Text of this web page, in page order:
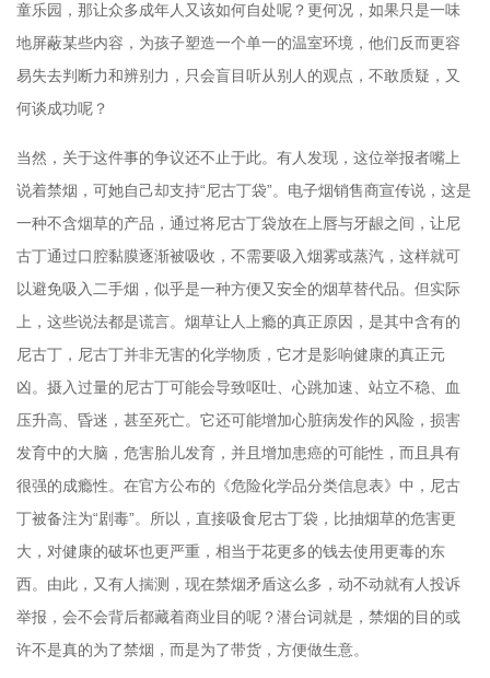
童乐园，那让众多成年人又该如何自处呢？更何况，如果只是一味
地屏蔽某些内容，为孩子塑造一个单一的温室环境，他们反而更容
易失去判断力和辨别力，只会盲目听从别人的观点，不敢质疑，又
何谈成功呢？
当然，关于这件事的争议还不止于此。有人发现，这位举报者嘴上
说着禁烟，可她自己却支持“尼古丁袋”。电子烟销售商宣传说，这是
一种不含烟草的产品，通过将尼古丁袋放在上唇与牙龈之间，让尼
古丁通过口腔黏膜逐渐被吸收，不需要吸入烟雾或蒸汽，这样就可
以避免吸入二手烟，似乎是一种方便又安全的烟草替代品。但实际
上，这些说法都是谎言。烟草让人上瘾的真正原因，是其中含有的
尼古丁，尼古丁并非无害的化学物质，它才是影响健康的真正元
凶。摄入过量的尼古丁可能会导致呕吐、心跳加速、站立不稳、血
压升高、昏迷，甚至死亡。它还可能增加心脏病发作的风险，损害
发育中的大脑，危害胎儿发育，并且增加患癌的可能性，而且具有
很强的成瘾性。在官方公布的《危险化学品分类信息表》中，尼古
丁被备注为“剧毒”。所以，直接吸食尼古丁袋，比抽烟草的危害更
大，对健康的破坏也更严重，相当于花更多的钱去使用更毒的东
西。由此，又有人揣测，现在禁烟矛盾这么多，动不动就有人投诉
举报，会不会背后都藏着商业目的呢？潜台词就是，禁烟的目的或
许不是真的为了禁烟，而是为了带货，方便做生意。